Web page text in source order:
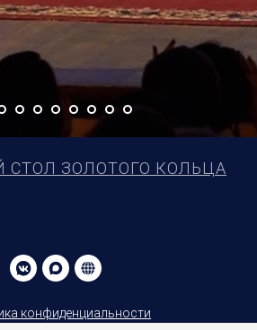
СТОЛ ЗОЛОТОГО КОЛЬЦА
конфиденциальности